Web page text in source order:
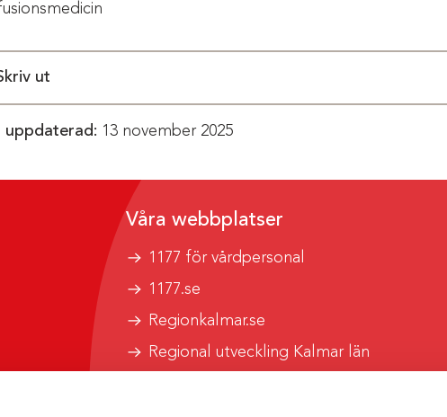
ut
uppdaterad: 13 november 2025
Våra webbplatser
1177 för vårdpersonal
1177.se
Regionkalmar.se
Regional utveckling Kalmar län